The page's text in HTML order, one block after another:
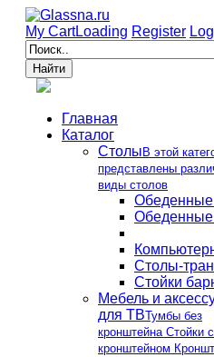
My CartLoading Register
Главная
Каталог
Столы В этой
представлены
виды столов
Обеденные
Обеденные
Столы-
Стойки
Мебель и
для ТВТумбы без
кронштейна Стойки с
кронштейном